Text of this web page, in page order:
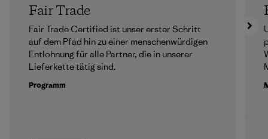
Fair Trade
Fair Trade Certified ist unser erster Schritt
auf dem Pfad hin zu einer menschenwürdigen
Entlohnung für alle Partner, die in unserer
Lieferkette tätig sind.
Programm